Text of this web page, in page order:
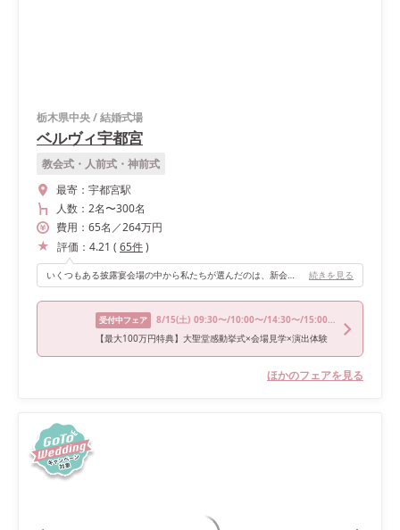
栃木県中央/結婚式場
ベルヴィ宇都宮
教会式・人前式・神前式
最寄： 宇都宮駅
人数： 2名〜300名
費用： 65名 ／264万円
評価： 4.21 ( 65件)
いくつもある披露宴会場の中から私たちが選んだのは、新会場「The G2(ザ・ジーズ)」です！ メイン卓が木のナチュラルな雰囲気だったり、壁に緑が装飾されていたり、落ち着く雰囲気です チャペルから降りてきてすぐ下にあるので、長距離の移動が難しいゲストにも優しく、大変喜ばれました 続きを見る
受付中フェア 8/15(土) 09:30〜/10:00〜/14:30〜/15:00〜/17:00〜
【最大100万円特典】大聖堂感動挙式×会場見学×演出体験
ほかのフェアを見る